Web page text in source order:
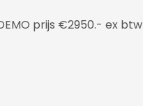
prijs €2950.- ex btw